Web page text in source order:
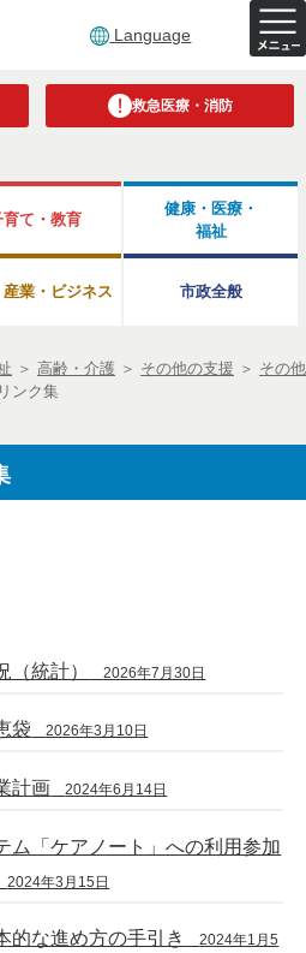
Language
救急医療・消防
育て・教育
健康・医療・
福祉
業・ビジネス 市政全般
＞ 高齢・介護 ＞ その他の支援 ＞ その他
ンク集
（統計） 2026年7月30日
袋 2026年3月10日
計画 2024年6月14日
ム「ケアノート」への利用参加
2024年3月15日
的な進め方の手引き 2024年1月5